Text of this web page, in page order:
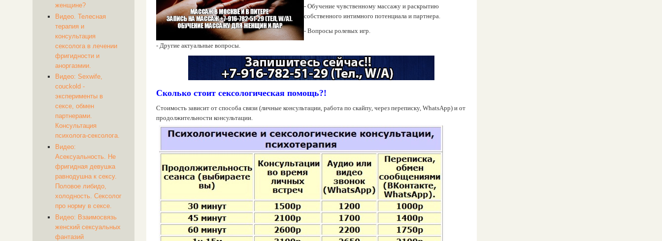
женщине?
Видео. Телесная
терапия и
консультация
сексолога в лечении
фригидности и
аноргазмии.
Видео: Sexwife,
couckold -
эксперименты в
сексе, обмен
партнерами.
Консультация
психолога-сексолога.
Видео:
Асексуальность. Не
фригидная девушка
равнодушна к сексу.
Половое либидо,
холодность. Сексолог
про норму в сексе.
Видео: Взаимосвязь
женский сексуальных
фантазий
- Обучение чувственному массажу и раскрытию
собственного интимного потенциала и партнера.
- Вопросы ролевых игр.
- Другие актуальные вопросы.
Сколько стоит сексологическая помощь?!
Стоимость зависит от способа связи (личные консультации, работа по скайпу, через переписку, WhatsApp) и от
продолжительности консультации.